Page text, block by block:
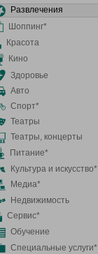
Развлечения
Шоппинг*
Красота
Кино
Здоровье
Авто
Спорт*
Театры
Театры, концерты
Питание*
Культура и искусство*
Медиа*
Недвижимость
Сервис*
Обучение
Специальные услуги*